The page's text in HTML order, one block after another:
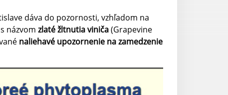
dáva do pozornosti, vzhľadom na
názvom zlaté žltnutia viniča(Grapevine
naliehavé upozornenie na zamedzenie